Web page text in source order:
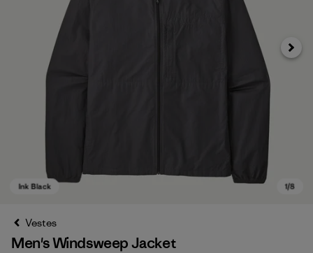
Vestes
Men's Windsweep Jacket